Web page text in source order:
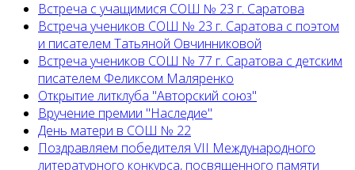
Встреча с учащимися СОШ № 23 г. Саратова
Встреча учеников СОШ № 23 г. Саратова с поэтом
и писателем Татьяной Овчинниковой
Встреча учеников СОШ № 77 г. Саратова с детским
писателем Феликсом Маляренко
Открытие литклуба "Авторский союз"
Вручение премии "Наследие"
День матери в СОШ № 22
Поздравляем победителя VII Международного
литературного конкурса, посвященного памяти